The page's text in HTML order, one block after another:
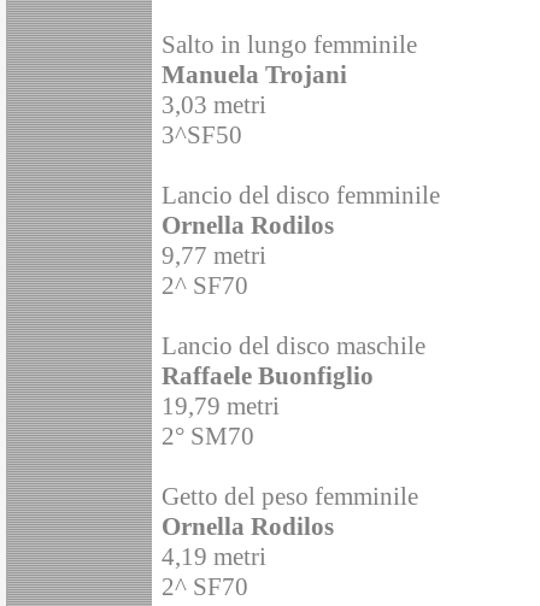
Salto in lungo femminile
Manuela Trojani
3,03 metri
3^SF50
Lancio del disco femminile
Ornella Rodilos
9,77 metri
2^ SF70
Lancio del disco maschile
Raffaele Buonfiglio
19,79 metri
2° SM70
Getto del peso femminile
Ornella Rodilos
4,19 metri
2^ SF70